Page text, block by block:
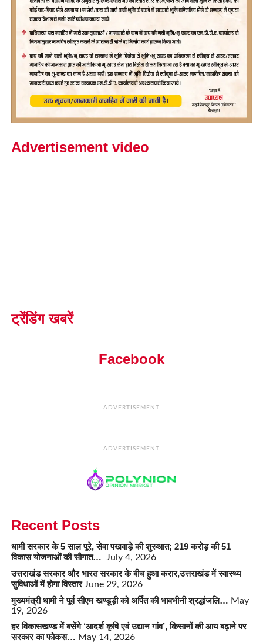
Advertisement video
ट्रेंडिंग खबरें
Facebook
ADVERTISEMENT
ADVERTISEMENT
Recent Posts
धामी सरकार के 5 साल पूरे, सेवा पखवाड़े की शुरुआत; 219 करोड़ की 51
विकास योजनाओं की सौगात…
July 4, 2026
उत्तराखंड सरकार और भारत सरकार के बीच हुआ करार,उत्तराखंड में स्वास्थ्य
सुविधाओं में होगा विस्तार June 29, 2026
मुख्यमंत्री धामी ने पूर्व सीएम खण्डूड़ी को अर्पित की भावभीनी श्रद्धांजलि… May
19, 2026
हर विकासखण्ड में बसेंगे ‘आदर्श कृषि एवं उद्यान गांव’, किसानों की आय बढ़ाने पर
सरकार का फोकस… May 14, 2026